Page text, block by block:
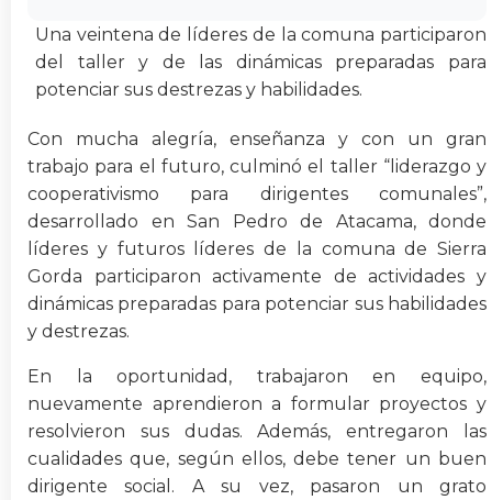
Una veintena de líderes de la comuna participaron
del taller y de las dinámicas preparadas para
potenciar sus destrezas y habilidades.
Con mucha alegría, enseñanza y con un gran
trabajo para el futuro, culminó el taller “liderazgo y
cooperativismo para dirigentes comunales”,
desarrollado en San Pedro de Atacama, donde
líderes y futuros líderes de la comuna de Sierra
Gorda participaron activamente de actividades y
dinámicas preparadas para potenciar sus habilidades
y destrezas.
En la oportunidad, trabajaron en equipo,
nuevamente aprendieron a formular proyectos y
resolvieron sus dudas. Además, entregaron las
cualidades que, según ellos, debe tener un buen
dirigente social. A su vez, pasaron un grato